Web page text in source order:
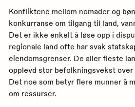
Konfliktene mellom nomader og
konkurranse om tilgang til land,
Det er ikke enkelt å løse opp i
regionale land ofte har svak
eiendomsgrenser. De aller fleste
opplevd stor befolkningsvekst over
Det noe som betyr flere munner å
om ressurser.